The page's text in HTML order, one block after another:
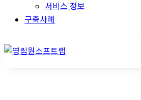
서비스 정보
구축사례